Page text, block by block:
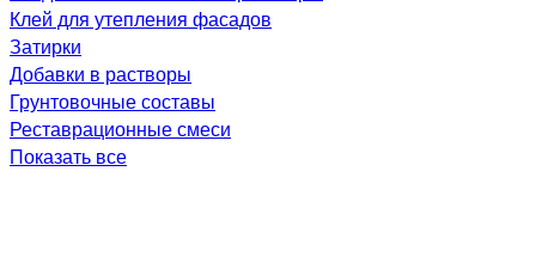
Клей для утепления фасадов
Затирки
Добавки в растворы
Грунтовочные составы
Реставрационные смеси
Показать все